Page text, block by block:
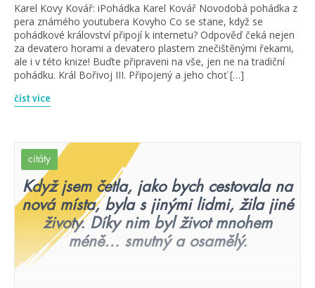
Karel Kovy Kovář: iPohádka Karel Kovář Novodobá pohádka z
pera známého youtubera Kovyho Co se stane, když se
pohádkové království připojí k internetu? Odpověď čeká nejen
za devatero horami a devatero plastem znečištěnými řekami,
ale i v této knize! Buďte připraveni na vše, jen ne na tradiční
pohádku. Král Bořivoj III. Připojený a jeho choť […]
číst více
citáty
Když jsem četla, jako bych cestovala na
nová místa, byla s jinými lidmi, žila jiné
životy. Díky nim byl život mnohem
méně… smutný a osamělý.